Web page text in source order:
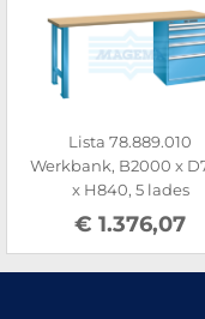
Lista 78.889.010
Werkbank, B2000 x
x H840, 5 lades
€ 1.376,07